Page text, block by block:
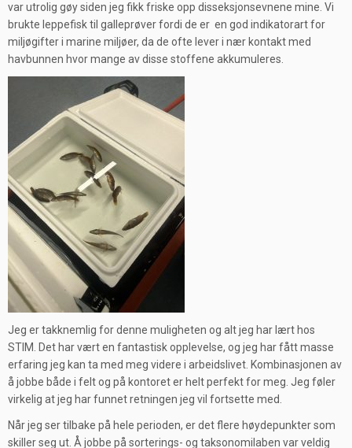
var utrolig gøy siden jeg fikk friske opp disseksjonsevnene mine. Vi
brukte leppefisk til galleprøver fordi de er en god indikatorart for
miljøgifter i marine miljøer, da de ofte lever i nær kontakt med
havbunnen hvor mange av disse stoffene akkumuleres.
Jeg er takknemlig for denne muligheten og alt jeg har lært hos
STIM. Det har vært en fantastisk opplevelse, og jeg har fått masse
erfaring jeg kan ta med meg videre i arbeidslivet. Kombinasjonen av
å jobbe både i felt og på kontoret er helt perfekt for meg. Jeg føler
virkelig at jeg har funnet retningen jeg vil fortsette med.
Når jeg ser tilbake på hele perioden, er det flere høydepunkter som
skiller seg ut. Å jobbe på sorterings- og taksonomilaben var veldig